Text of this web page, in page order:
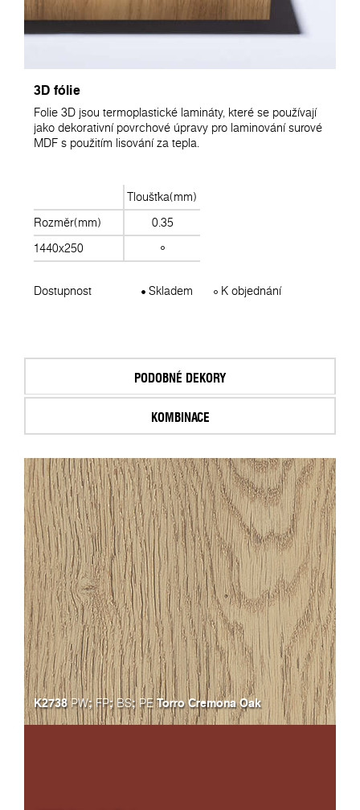
3D fólie
Folie 3D jsou termoplastické lamináty, které se používají
jako dekorativní povrchové úpravy pro laminování surové
MDF s použitím lisování za tepla.
Tloušťka(mm)
Rozměr(mm)
0.35
1440x250
Dostupnost Skladem K objednání
PODOBNÉ DEKORY
KOMBINACE
K2738PW; FP; BS; PETorro Cremona Oak